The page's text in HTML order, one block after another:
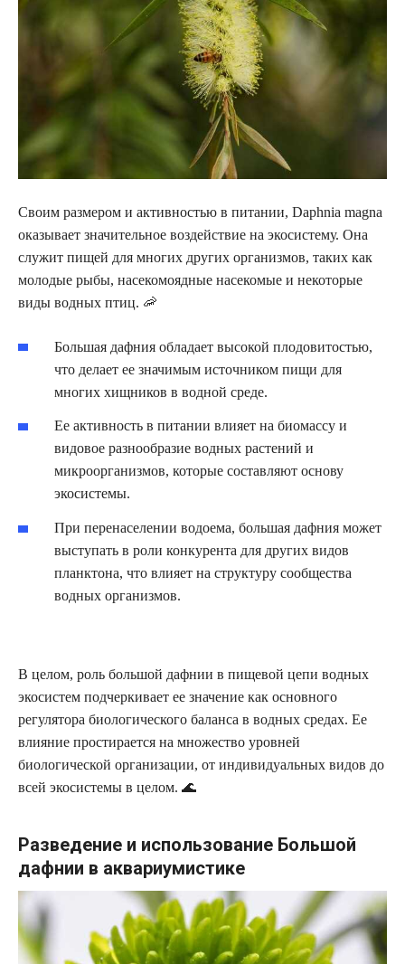
Своим размером и активностью в питании, Daphnia magna
оказывает значительное воздействие на экосистему. Она
служит пищей для многих других организмов, таких как
молодые рыбы, насекомоядные насекомые и некоторые
виды водных птиц. 🦐
Большая дафния обладает высокой плодовитостью,
что делает ее значимым источником пищи для
многих хищников в водной среде.
Ее активность в питании влияет на биомассу и
видовое разнообразие водных растений и
микроорганизмов, которые составляют основу
экосистемы.
При перенаселении водоема, большая дафния может
выступать в роли конкурента для других видов
планктона, что влияет на структуру сообщества
водных организмов.
В целом, роль большой дафнии в пищевой цепи водных
экосистем подчеркивает ее значение как основного
регулятора биологического баланса в водных средах. Ее
влияние простирается на множество уровней
биологической организации, от индивидуальных видов до
всей экосистемы в целом. 🌊
Разведение и использование Большой
дафнии в аквариумистике